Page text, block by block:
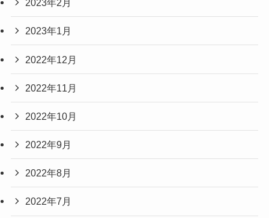
2023年2月
2023年1月
2022年12月
2022年11月
2022年10月
2022年9月
2022年8月
2022年7月